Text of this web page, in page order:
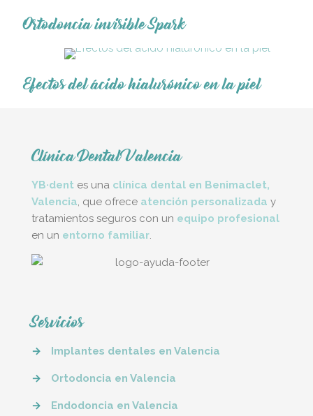
Ortodoncia invisible Spark
Efectos del ácido hialurónico en la piel
Clínica Dental Valencia
YB·dent es una clínica dental en Benimaclet,
Valencia, que ofrece atención personalizada y
tratamientos seguros con un equipo profesional
en un entorno familiar.
Servicios
→ Implantes dentales en Valencia
→ Ortodoncia en Valencia
→ Endodoncia en Valencia